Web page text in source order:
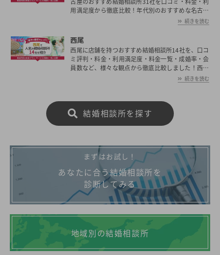
用満足度から徹底比較！年代別のおすすめな名古屋
の結婚相談所や選ぶ際の注意点も解説しています。
続きを読む
西尾
西尾に店舗を持つおすすめ結婚相談所14社を、口コ
ミ評判・料金・利用満足度・料金一覧・成婚率・会
員数など、様々な観点から徹底比較しました！西尾
の平均初婚年齢は、男性が30.2歳、女性が28.3歳と
男女共に日本全国の平均初婚年齢と比べ低い。あな
で見つけたいとお考えの方は是非ご覧ください。
続きを読む
結婚相談所を探す
まずはお試し！
あなたに合う結婚相談所を
診断してみる
地域別の結婚相談所